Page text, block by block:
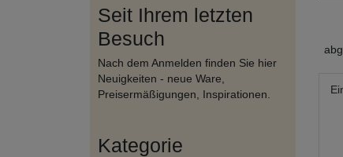
Seit Ihrem letzten
Besuch
Nach dem Anmelden finden Sie hier
Neuigkeiten - neue Ware,
Preisermäßigungen, Inspirationen.
Kategorie